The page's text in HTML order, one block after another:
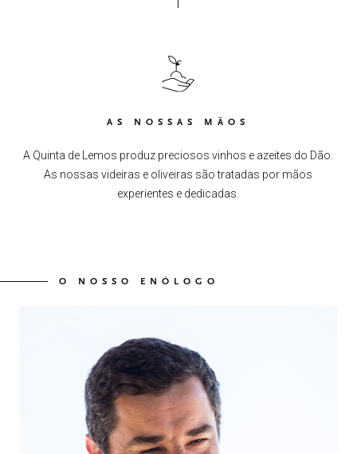
AS NOSSAS MÃOS
A Quinta de Lemos produz preciosos vinhos e azeites do Dão.
As nossas videiras e oliveiras são tratadas por mãos
experientes e dedicadas.
O NOSSO ENÓLOGO